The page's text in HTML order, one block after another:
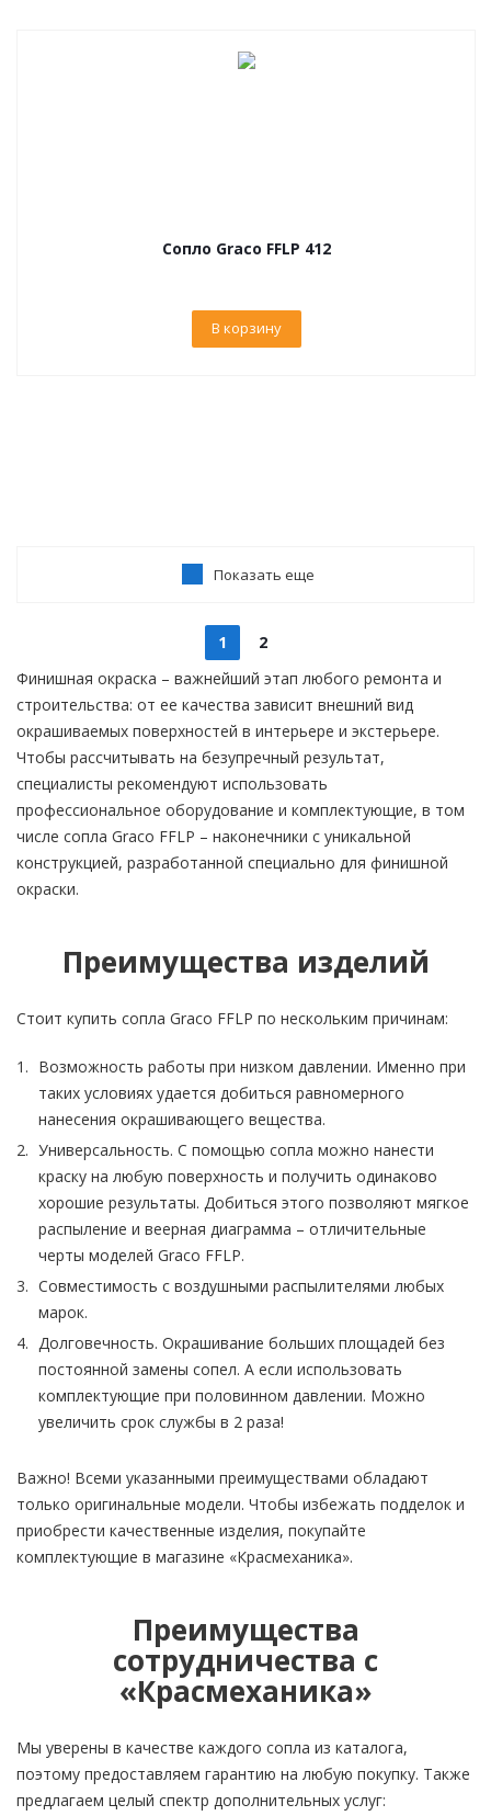
Сопло Graco FFLP 412
В корзину
Показать еще
1
2
Финишная окраска – важнейший этап любого ремонта и
строительства: от ее качества зависит внешний вид
окрашиваемых поверхностей в интерьере и экстерьере.
Чтобы рассчитывать на безупречный результат,
специалисты рекомендуют использовать
профессиональное оборудование и комплектующие, в том
числе сопла Graco FFLP – наконечники с уникальной
конструкцией, разработанной специально для финишной
окраски.
Преимущества изделий
Стоит купить сопла Graco FFLP по нескольким причинам:
Возможность работы при низком давлении. Именно при
таких условиях удается добиться равномерного
нанесения окрашивающего вещества.
Универсальность. С помощью сопла можно нанести
краску на любую поверхность и получить одинаково
хорошие результаты. Добиться этого позволяют мягкое
распыление и веерная диаграмма – отличительные
черты моделей Graco FFLP.
Совместимость с воздушными распылителями любых
марок.
Долговечность. Окрашивание больших площадей без
постоянной замены сопел. А если использовать
комплектующие при половинном давлении. Можно
увеличить срок службы в 2 раза!
Важно! Всеми указанными преимуществами обладают
только оригинальные модели. Чтобы избежать подделок и
приобрести качественные изделия, покупайте
комплектующие в магазине «Красмеханика».
Преимущества
сотрудничества с
«Красмеханика»
Мы уверены в качестве каждого сопла из каталога,
поэтому предоставляем гарантию на любую покупку. Также
предлагаем целый спектр дополнительных услуг: